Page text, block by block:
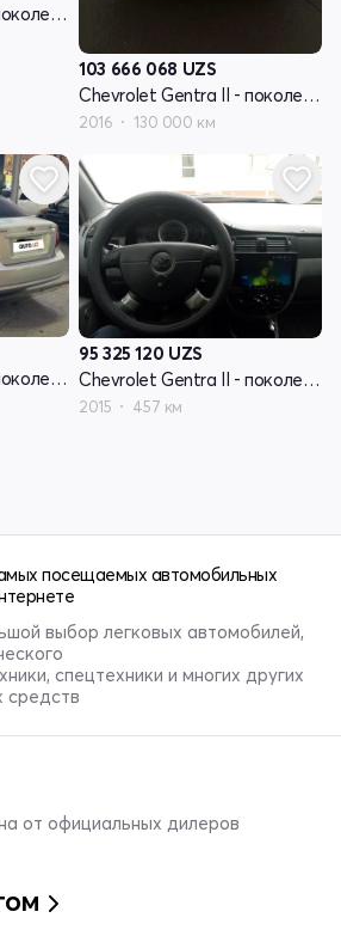
Chevrolet Gentra II - поколение
103 666 068 UZS
Chevrolet Gentra II - поколение
2016 130 000 км
Chevrolet Gentra II - поколение
95 325 120 UZS
Chevrolet Gentra II - поколение
2015 457 км
посещаемых автомобильных
выбор легковых автомобилей,
спецтехники и многих других
средств
от официальных дилеров